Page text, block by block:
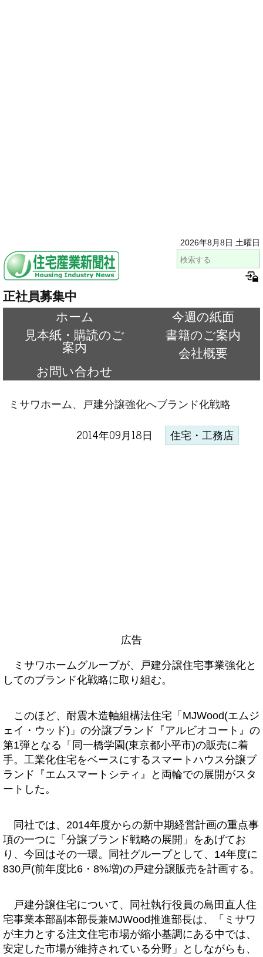
2026年8月8日 土曜日
正社員募集中
ホーム
今週の紙面
見本紙・購読のご
案内
書籍のご案内
会社概要
お問い合わせ
ミサワホーム、戸建分譲強化へブランド化戦略
2014年09月18日 住宅・工務店
広告
ミサワホームグループが、戸建分譲住宅事業強化と
してのブランド化戦略に取り組む。
このほど、耐震木造軸組構法住宅「MJWood(エムジ
ェイ・ウッド)」の分譲ブランド『アルビオコート』の
第1弾となる「同一橋学園(東京都小平市)の販売に着
手。工業化住宅をベースにするスマートハウス分譲ブ
ランド『エムスマートシティ』と両輪での展開がスタ
ートした。
同社では、2014年度からの新中期経営計画の重点事
項の一つに「分譲ブランド戦略の展開」をあげてお
り、今回はその一環。同社グループとして、14年度に
830戸(前年度比6・8%増)の戸建分譲販売を計画する。
戸建分譲住宅について、同社執行役員の島田直人住
宅事業本部副本部長兼MJWood推進部長は、「ミサワ
が主力とする注文住宅市場が縮小基調にある中では、
安定した市場が維持されている分野」としながらも、